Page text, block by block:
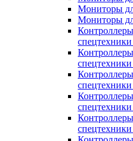
Мониторы
Мониторы